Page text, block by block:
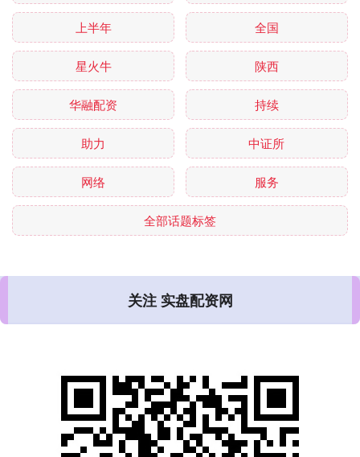
上半年 全国
星火牛 陕西
华融配资 持续
助力 中证所
网络 服务
全部话题标签
关注 实盘配资网